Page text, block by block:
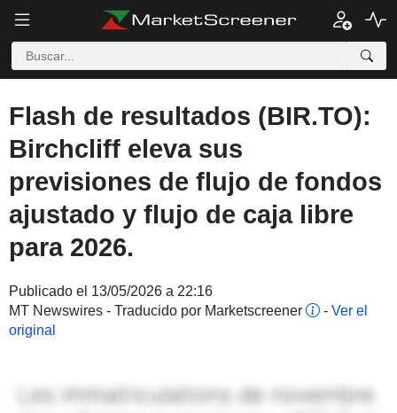
Flash de resultados (BIR.TO):
Birchcliff eleva sus
previsiones de flujo de fondos
ajustado y flujo de caja libre
para 2026.
Publicado el 13/05/2026 a 22:16
MT Newswires - Traducido por Marketscreener
- Ver el
original